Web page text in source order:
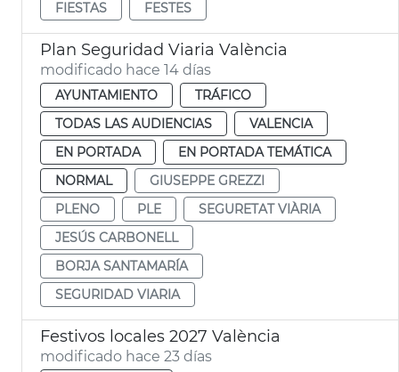
FIESTAS
FESTES
Plan Seguridad Viaria València
modificado hace 14 días
AYUNTAMIENTO
TRÁFICO
TODAS LAS AUDIENCIAS
VALENCIA
EN PORTADA
EN PORTADA TEMÁTICA
NORMAL
GIUSEPPE GREZZI
PLENO
PLE
SEGURETAT VIÀRIA
JESÚS CARBONELL
BORJA SANTAMARÍA
SEGURIDAD VIARIA
Festivos locales 2027 València
modificado hace 23 días